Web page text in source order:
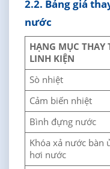
2.2. Bảng giá
nước
HẠNG MỤC THAY
LINH KIỆN
Sò nhiệt
Cảm biến nhiệt
Bình đựng nước
Khóa xả nước bàn
hơi nước